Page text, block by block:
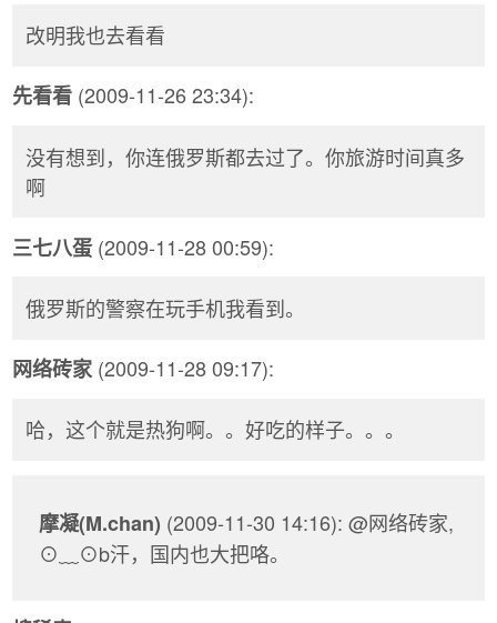
改明我也去看看
先看看 (2009-11-26 23:34):
没有想到，你连俄罗斯都去过了。你旅游时间真多
啊
三七八蛋 (2009-11-28 00:59):
俄罗斯的警察在玩手机我看到。
网络砖家 (2009-11-28 09:17):
哈，这个就是热狗啊。。好吃的样子。。。
摩凝(M.chan) (2009-11-30 14:16): @网络砖家,
⊙﹏⊙b汗，国内也大把咯。